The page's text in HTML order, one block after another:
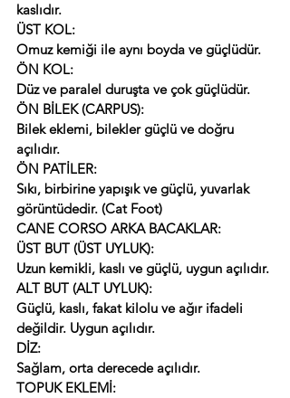
kaslıdır.
ÜST KOL:
Omuz kemiği ile aynı boyda ve güçlüdür.
ÖN KOL:
Düz ve paralel duruşta ve çok güçlüdür.
ÖN BİLEK (CARPUS):
Bilek eklemi, bilekler güçlü ve doğru
açılıdır.
ÖN PATİLER:
Sıkı, birbirine yapışık ve güçlü, yuvarlak
görüntüdedir. (Cat Foot)
CANE CORSO ARKA BACAKLAR:
ÜST BUT (ÜST UYLUK):
Uzun kemikli, kaslı ve güçlü, uygun açılıdır.
ALT BUT (ALT UYLUK):
Güçlü, kaslı, fakat kilolu ve ağır ifadeli
değildir. Uygun açılıdır.
DİZ:
Sağlam, orta derecede açılıdır.
TOPUK EKLEMİ: